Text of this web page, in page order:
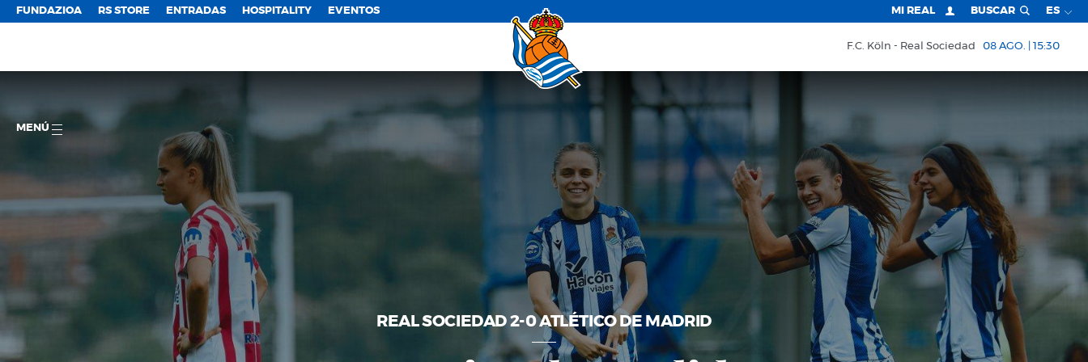
FUNDAZIOA RS STORE ENTRADAS HOSPITALITY EVENTOS MI REAL BUSCAR ES
F.C. Köln Real Sociedad 08 AGO. | 15:30
MENÚ
REAL SOCIEDAD 2-0 ATLÉTICO DE MADRID